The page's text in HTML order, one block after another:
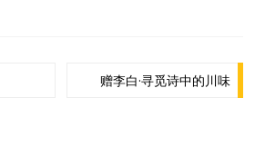
赠李白·寻觅诗中的川味